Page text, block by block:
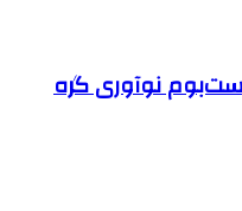
نوآوری گره